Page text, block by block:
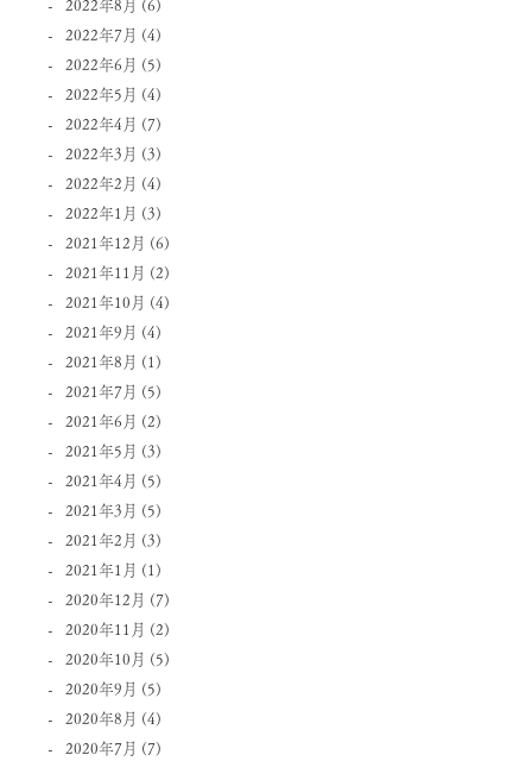
2022年7月 (4)
2022年6月 (5)
2022年5月 (4)
2022年4月 (7)
2022年3月 (3)
2022年2月 (4)
2022年1月 (3)
2021年12月 (6)
2021年11月 (2)
2021年10月 (4)
2021年9月 (4)
2021年8月 (1)
2021年7月 (5)
2021年6月 (2)
2021年5月 (3)
2021年4月 (5)
2021年3月 (5)
2021年2月 (3)
2021年1月 (1)
2020年12月 (7)
2020年11月 (2)
2020年10月 (5)
2020年9月 (5)
2020年8月 (4)
2020年7月 (7)